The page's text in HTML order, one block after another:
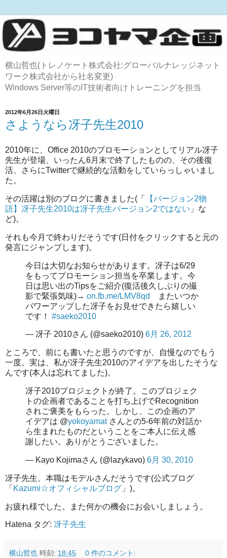
横山哲也(トレノケート株式会社:グローバルナレッジネット
ワーク株式会社から社名変更)
Windows Server等のIT技術者向けトレーニングを担当
2012年6月26日火曜日
さようなら冴子先生2010
2010年に、Office 2010のプロモーションとしてリアル冴子
先生が登場、いったん6月末で終了したものの、その後復
活、さらにTwitterで継続的な活動をしていらっしゃいまし
た。
その活躍は別のブログに書きました(「
【バージョン2物
語】冴子先生2010は冴子先生バージョン2ではない 」な
ど)。
それも今月で終わりだそうです(日付をクリックすると元の
発言にジャンプします)。
今日は大切なお知らせがあります。冴子は6/29
をもってプロモーション担当を卒業します。今
日は思い出のTipsをご紹介(復活後久しぶりの撮
影で緊張気味)→ on.fb.me/LMV8qd
またいつか
パワーアップした冴子をお見せできたら嬉しい
です！ #saeko2010
— 冴子 2010さん (@saeko2010) 6月 26, 2012
ところで、前にも書いたと思うのですが、自慢なのでもう
一度。実は、私が冴子先生2010のアイデアを出したそうな
んです(本人は忘れてました)。
冴子2010プロジェクトが終了。このプロジェク
トの企画者であることを打ち上げでRecognition
されご褒美をもらった。しかし、この企画のア
イデアは @yokoyamatさんとの5-6年前の対話か
ら生まれたものだということをご本人に伝え感
謝したい。ありがとうございました。
— Kayo Kojimaさん (@lazykavo) 6月 30, 2010
冴子先生、本職はモデルさんだそうです(公式ブログ
「 Kazumi☆オフィシャルブログ 」)。
お疲れ様でした。また何かの機会にお会いしましょう。
Hatena タグ: 冴子先生
横山哲也 時刻: 18:45 0 件のコメント: